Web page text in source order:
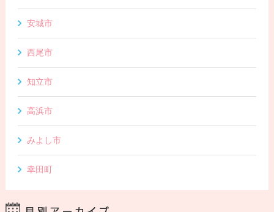
安城市
西尾市
知立市
高浜市
みよし市
幸田町